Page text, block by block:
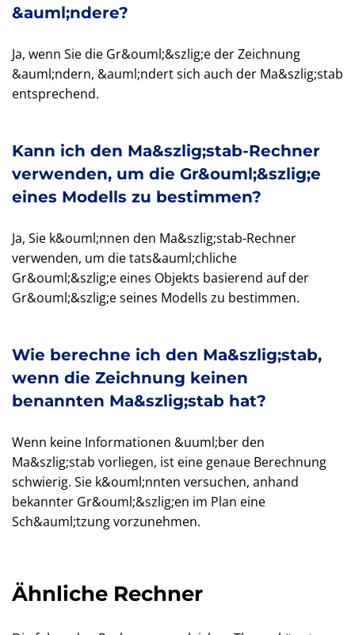
&auml;ndere?
Ja, wenn Sie die Gr&ouml;&szlig;e der Zeichnung
&auml;ndern, &auml;ndert sich auch der Ma&szlig;stab
entsprechend.
Kann ich den Ma&szlig;stab-Rechner
verwenden, um die Gr&ouml;&szlig;e
eines Modells zu bestimmen?
Ja, Sie k&ouml;nnen den Ma&szlig;stab-Rechner
verwenden, um die tats&auml;chliche
Gr&ouml;&szlig;e eines Objekts basierend auf der
Gr&ouml;&szlig;e seines Modells zu bestimmen.
Wie berechne ich den Ma&szlig;stab,
wenn die Zeichnung keinen
benannten Ma&szlig;stab hat?
Wenn keine Informationen &uuml;ber den
Ma&szlig;stab vorliegen, ist eine genaue Berechnung
schwierig. Sie k&ouml;nnten versuchen, anhand
bekannter Gr&ouml;&szlig;en im Plan eine
Sch&auml;tzung vorzunehmen.
Ähnliche Rechner